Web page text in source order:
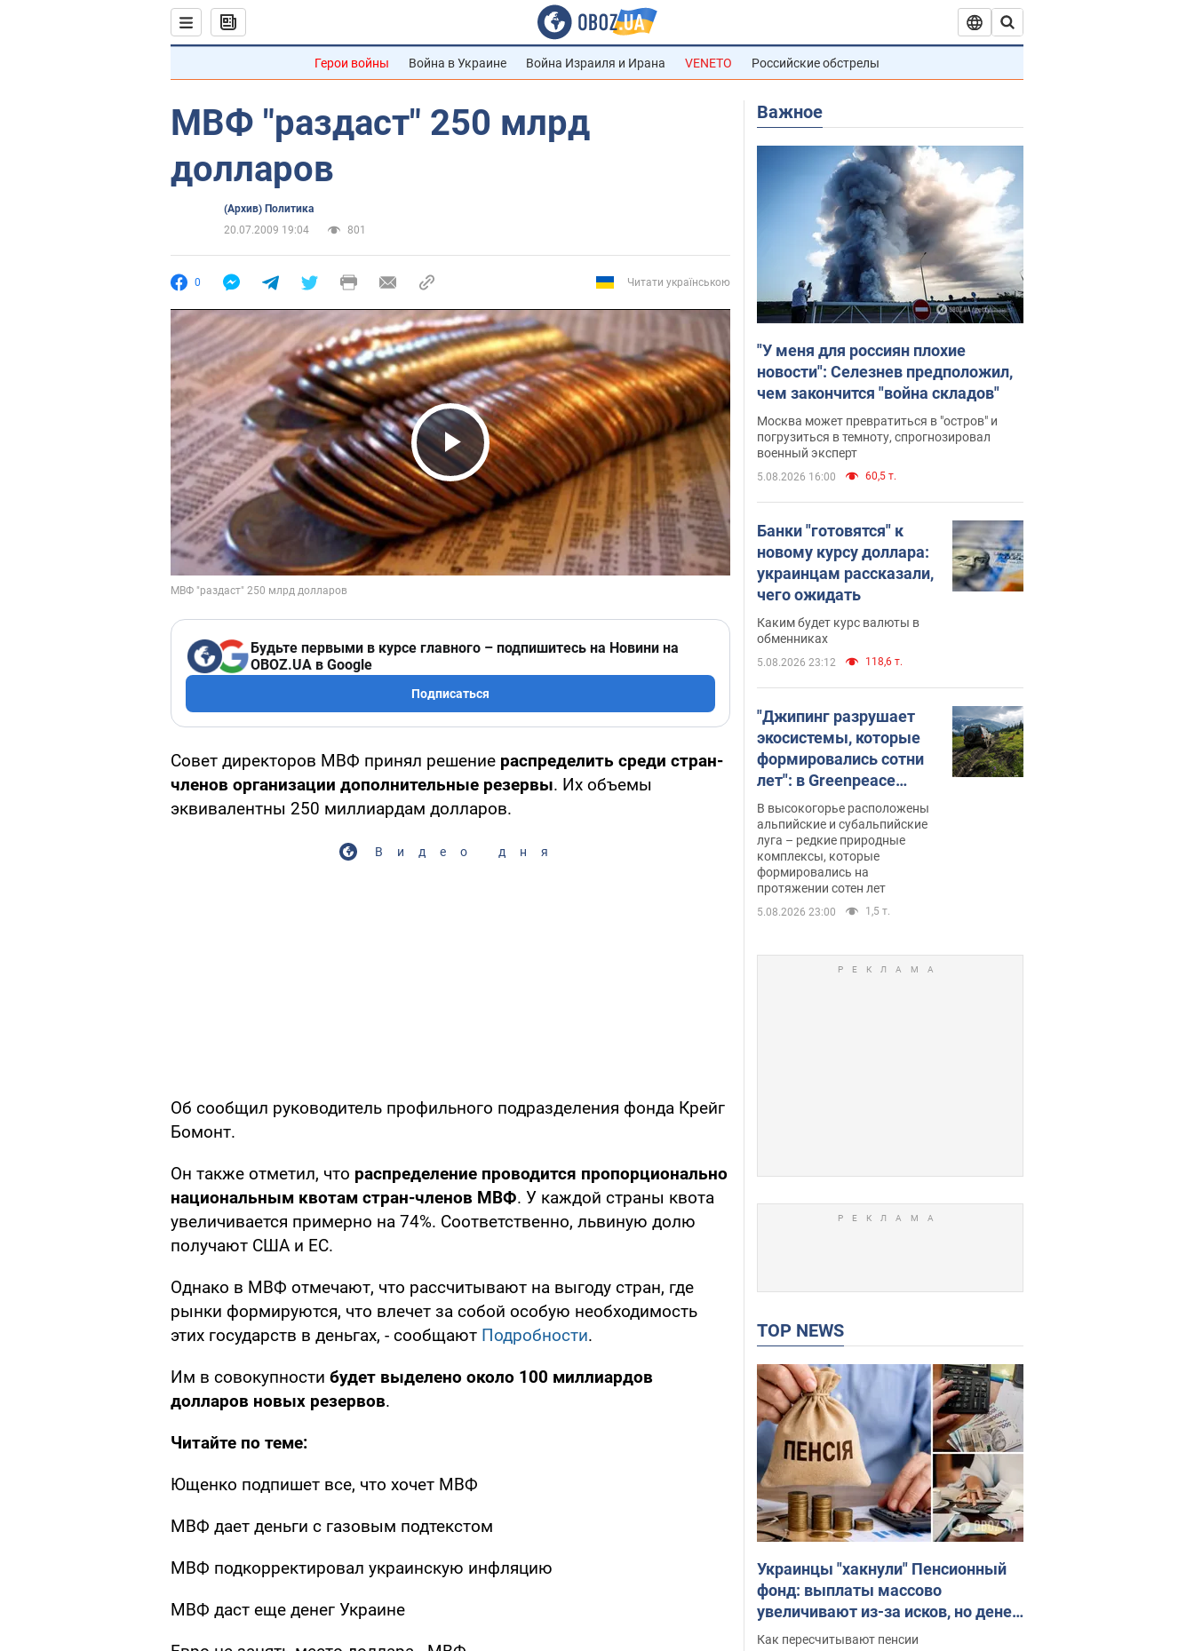
Герои войны Война в Украине Война Израиля и Ирана VENETO Российские обстрелы
МВФ "раздаст" 250 млрд
долларов
(Архив) Политика
20.07.2009 19:04
801
0 Читати українською
Play Video
Будьте первыми в курсе главного – подпишитесь на Новини на
OBOZ.UA в Google
Подписаться
Совет директоров МВФ принял решение распределить среди стран-
членов организации дополнительные резервы. Их объемы
эквивалентны 250 миллиардам долларов.
Видео дня
Об сообщил руководитель профильного подразделения фонда Крейг
Бомонт.
Он также отметил, что распределение проводится пропорционально
национальным квотам стран-членов МВФ. У каждой страны квота
увеличивается примерно на 74%. Соответственно, львиную долю
получают США и ЕС.
Однако в МВФ отмечают, что рассчитывают на выгоду стран, где
рынки формируются, что влечет за собой особую необходимость
этих государств в деньгах, - сообщают Подробности.
Им в совокупности будет выделено около 100 миллиардов
долларов новых резервов.
Читайте по теме:
Ющенко подпишет все, что хочет МВФ
МВФ дает деньги с газовым подтекстом
МВФ подкорректировал украинскую инфляцию
МВФ даст еще денег Украине
Важное
"У меня для россиян плохие
новости": Селезнев предположил,
чем закончится "война складов"
Москва может превратиться в "остров" и
погрузиться в темноту, спрогнозировал
военный эксперт
5.08.2026 16:00 60,5 т.
Банки "готовятся" к
новому курсу доллара:
украинцам рассказали,
чего ожидать
Каким будет курс валюты в
обменниках
5.08.2026 23:12 118,6 т.
"Джипинг разрушает
экосистемы, которые
формировались сотни
лет": в Greenpeace
забили тревогу
В высокогорье расположены
альпийские и субальпийские
луга – редкие природные
комплексы, которые
формировались на
протяжении сотен лет
5.08.2026 23:00 1,5 т.
TOP NEWS
Украинцы "хакнули" Пенсионный
фонд: выплаты массово
увеличивают из-за исков, но денег
не хватает
Как пересчитывают пенсии